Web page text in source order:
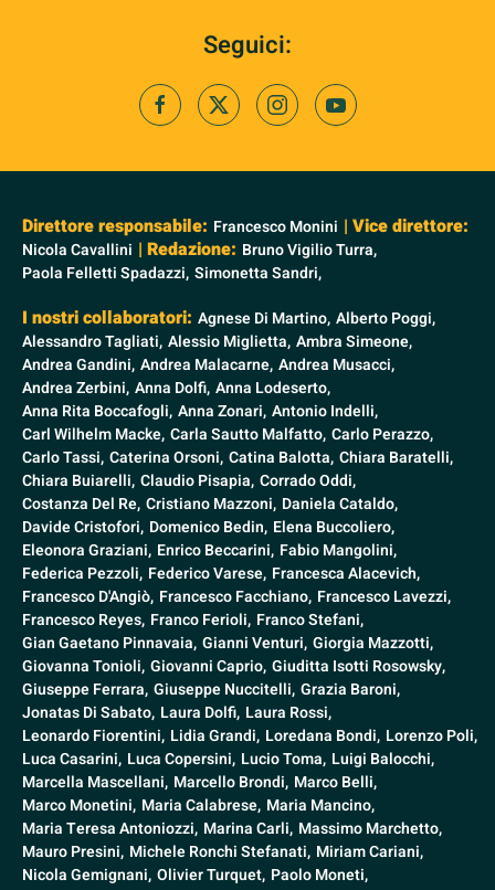
Seguici:
Direttore responsabile: Francesco Monini | Vice direttore:
Nicola Cavallini | Redazione: Bruno Vigilio Turra,
Paola Felletti Spadazzi, Simonetta Sandri,
I nostri collaboratori: Agnese Di Martino, Alberto Poggi,
Alessandro Tagliati, Alessio Miglietta, Ambra Simeone,
Andrea Gandini, Andrea Malacarne, Andrea Musacci,
Andrea Zerbini, Anna Dolfi, Anna Lodeserto,
Anna Rita Boccafogli, Anna Zonari, Antonio Indelli,
Carl Wilhelm Macke, Carla Sautto Malfatto, Carlo Perazzo,
Carlo Tassi, Caterina Orsoni, Catina Balotta, Chiara Baratelli,
Chiara Buiarelli, Claudio Pisapia, Corrado Oddi,
Costanza Del Re, Cristiano Mazzoni, Daniela Cataldo,
Davide Cristofori, Domenico Bedin, Elena Buccoliero,
Eleonora Graziani, Enrico Beccarini, Fabio Mangolini,
Federica Pezzoli, Federico Varese, Francesca Alacevich,
Francesco D'Angiò, Francesco Facchiano, Francesco Lavezzi,
Francesco Reyes, Franco Ferioli, Franco Stefani,
Gian Gaetano Pinnavaia, Gianni Venturi, Giorgia Mazzotti,
Giovanna Tonioli, Giovanni Caprio, Giuditta Isotti Rosowsky,
Giuseppe Ferrara, Giuseppe Nuccitelli, Grazia Baroni,
Jonatas Di Sabato, Laura Dolfi, Laura Rossi,
Leonardo Fiorentini, Lidia Grandi, Loredana Bondi, Lorenzo Poli,
Luca Casarini, Luca Copersini, Lucio Toma, Luigi Balocchi,
Marcella Mascellani, Marcello Brondi, Marco Belli,
Marco Monetini, Maria Calabrese, Maria Mancino,
Maria Teresa Antoniozzi, Marina Carli, Massimo Marchetto,
Mauro Presini, Michele Ronchi Stefanati, Miriam Cariani,
Nicola Gemignani, Olivier Turquet, Paolo Moneti,